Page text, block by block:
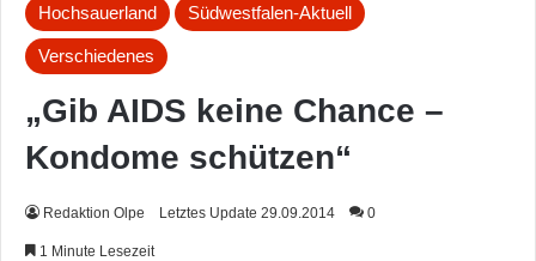
Hochsauerland Südwestfalen-Aktuell
Verschiedenes
„Gib AIDS keine Chance –
Kondome schützen“
Redaktion Olpe Letztes Update 29.09.2014 0
1 Minute Lesezeit